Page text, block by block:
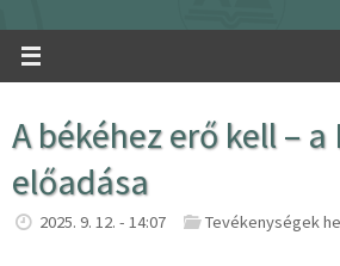
A békéhez erő kell –
előadása
2025. 9. 12. - 14:07 Tevékenységek